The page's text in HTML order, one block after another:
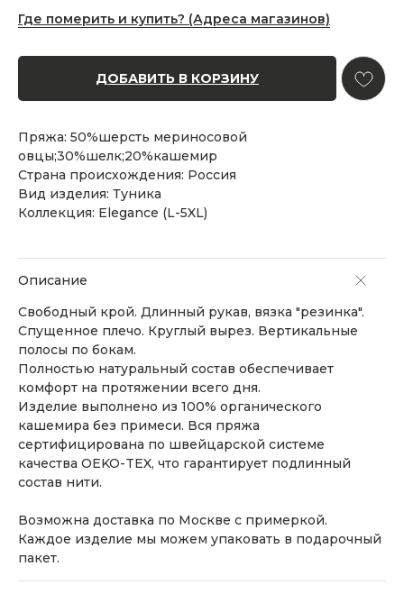
Где померить и купить? (Адреса магазинов)
ДОБАВИТЬ В КОРЗИНУ
Пряжа: 50%шерсть мериносовой
овцы;30%шелк;20%кашемир
Страна происхождения: Россия
Вид изделия: Туника
Коллекция: Elegance (L-5XL)
Описание
Свободный крой. Длинный рукав, вязка "резинка".
Спущенное плечо. Круглый вырез. Вертикальные
полосы по бокам.
Полностью натуральный состав обеспечивает
комфорт на протяжении всего дня.
Изделие выполнено из 100% органического
кашемира без примеси. Вся пряжа
сертифицирована по швейцарской системе
качества OEKO-TEX, что гарантирует подлинный
состав нити.
Возможна доставка по Москве с примеркой.
Каждое изделие мы можем упаковать в подарочный
пакет.